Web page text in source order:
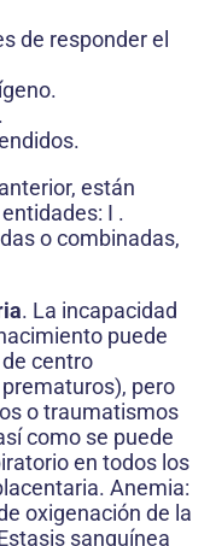
de responder el
están
I .
o combinadas,
. La incapacidad
puede
centro
pero
o traumatismos
como se puede
en todos los
Anemia:
oxigenación de la
sanguínea